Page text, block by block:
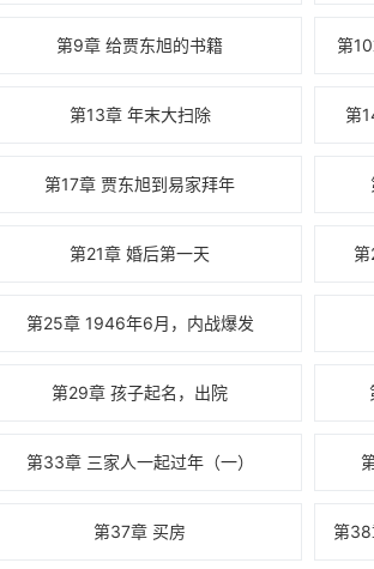
第9章 给贾东旭的书籍 第
第13章 年末大扫除 第
第17章 贾东旭到易家拜年
第21章 婚后第一天
第25章 1946年6月，内战爆发
第29章 孩子起名，出院
第33章 三家人一起过年（一）
第37章 买房